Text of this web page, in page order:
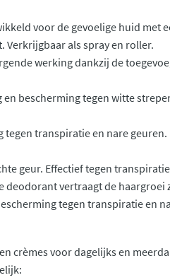
voor de gevoelige huid met
Verkrijgbaar als spray en roller.
werking dankzij de
bescherming tegen witte
transpiratie en nare
geur. Effectief tegen
deodorant vertraagt de
tegen transpiratie en
crèmes voor dagelijks en